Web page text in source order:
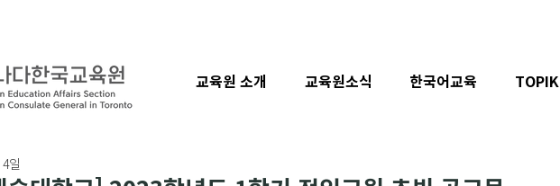
일
교육원 소개 교육원소식 한국어교육 TOPIK